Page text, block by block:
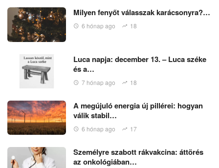
Milyen fenyőt válasszak karácsonyra?…
6 hónap ago 18
Luca napja: december 13. – Luca széke
és a…
7 hónap ago 18
A megújuló energia új pillérei: hogyan
válik stabil…
6 hónap ago 17
Személyre szabott rákvakcina: áttörés
az onkológiában…